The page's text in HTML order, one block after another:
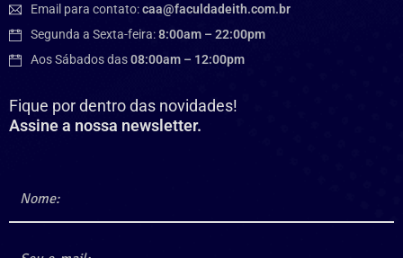
Email para contato:caa@faculdadeith.com.br
Segunda a Sexta-feira:8:00am – 22:00pm
Aos Sábados das08:00am – 12:00pm
Fique por dentro das novidades!
Assine a nossa newsletter.